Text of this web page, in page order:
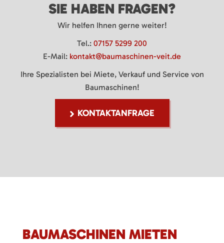
SIE HABEN FRAGEN?
Wir helfen Ihnen gerne weiter!
Tel.: 07157 5299 200
E-Mail: kontakt@baumaschinen-veit.de
Ihre Spezialisten bei Miete, Verkauf und Service von
Baumaschinen!
KONTAKTANFRAGE
BAUMASCHINEN MIETEN